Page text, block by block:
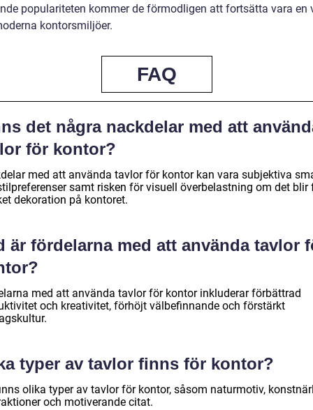
populariteten kommer de förmodligen att fortsätta vara en
kontorsmiljöer.
FAQ
det några nackdelar med att
för kontor?
med att använda tavlor för kontor kan vara subjektiva
samt risken för visuell överbelastning om det blir
dekoration på kontoret.
är fördelarna med att använda tavlor
med att använda tavlor för kontor inkluderar förbättrad
och kreativitet, förhöjt välbefinnande och förstärkt
typer av tavlor finns för kontor?
olika typer av tavlor för kontor, såsom naturmotiv,
och motiverande citat.